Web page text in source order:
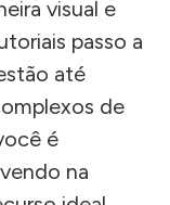
visual e
passo a
até
de
é
na